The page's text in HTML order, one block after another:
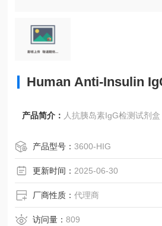
Human Anti-Insulin
产品简介： 人抗胰岛素IgG检测试剂盒
产品型号：3600-HIG
更新时间： 2025-06-30
厂商性质：代理商
访问量：809